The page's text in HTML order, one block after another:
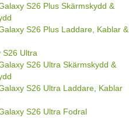
S26 Plus Skärmskydd &
S26 Plus Laddare, Kablar &
S26 Ultra
S26 Ultra Skärmskydd &
S26 Ultra Laddare, Kablar
S26 Ultra Fodral